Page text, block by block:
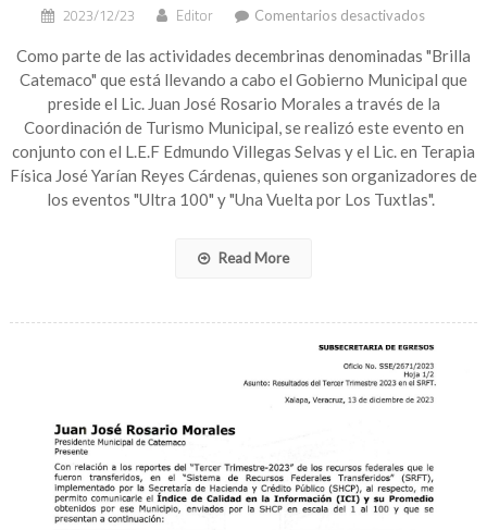
2023/12/23 Editor Comentarios desactivadosen
se
vivió
Gran
Rodada
Navideña
en
Como parte de las actividades decembrinas denominadas "Brilla
Catemaco" que está llevando a cabo el Gobierno Municipal que
preside el Lic. Juan José Rosario Morales a través de la
Coordinación de Turismo Municipal, se realizó este evento en
conjunto con el L.E.F Edmundo Villegas Selvas y el Lic. en Terapia
Física José Yarían Reyes Cárdenas, quienes son organizadores de
los eventos "Ultra 100" y "Una Vuelta por Los Tuxtlas".
Read More